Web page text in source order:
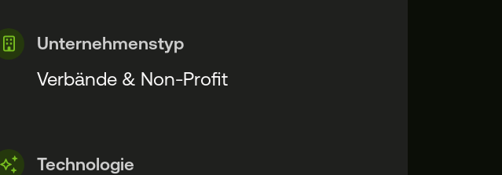
Unternehmenstyp
Verbände & Non-Profit
Technologie